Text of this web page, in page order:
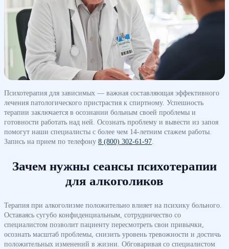
Психотерапия для зависимых — важная составляющая эффективного
лечения патологического пристрастия к спиртному. Успешность
терапии заключается в осознании больным своей проблемы и
готовности работать над ней. Осознать проблему и вывести из запоя
помогут наши специалисты с более чем 14-летним стажем работы.
Запись на прием по телефону 8 (800) 302-61-97.
Зачем нужны сеансы психотерапии
для алкоголиков
Терапия при алкоголизме положительно влияет на психику больного.
Оставаясь сугубо конфиденциальным, сотрудничество со
специалистом позволит пациенту пересмотреть свои привычки,
осознать масштаб проблемы, снизить уровень тревожности и достичь
положительных изменений в жизни. Обговаривая со специалистом